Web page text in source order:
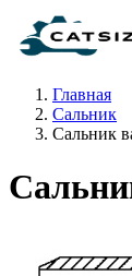
Главная
Сальник
Сальник